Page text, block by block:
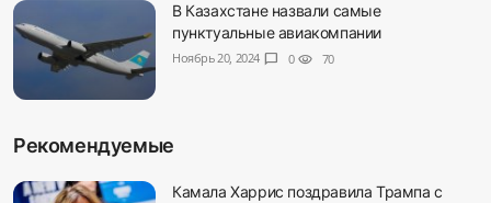
В Казахстане назвали самые
пунктуальные авиакомпании
Ноябрь 20, 2024 chat_bubble 0 visibility 70
Рекомендуемые
Камала Харрис поздравила Трампа с